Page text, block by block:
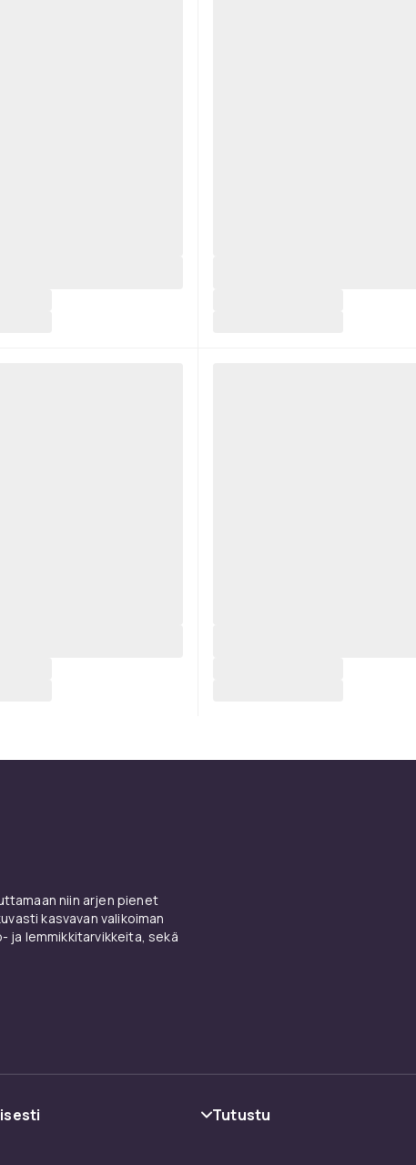
niin arjen pienet
kasvavan valikoiman
lemmikkitarvikkeita, sekä
Tutustu